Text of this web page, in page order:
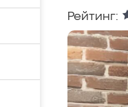
Рейтинг: